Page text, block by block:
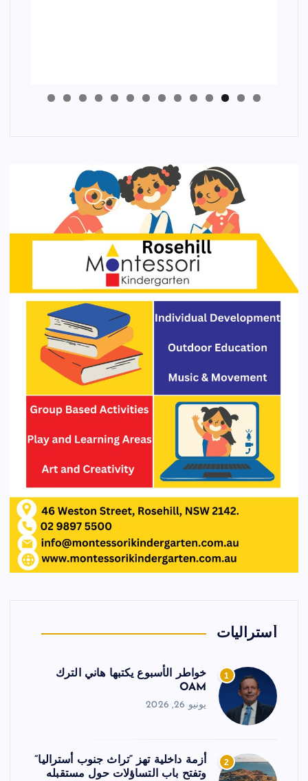
أستراليات
1
خواطر الأسبوع يكتبها هاني الترك
OAM
يونيو 26, 2026
2
أزمة داخلية تهز “تراث جنوب أستراليا”
وتفتح باب التساؤلات حول مستقبله